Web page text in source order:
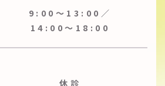
9:00〜13:00／
14:00〜18:00
休診